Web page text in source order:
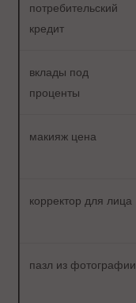
потребительский
кредит
вклады под
проценты
макияж цена
корректор для лица
пазл из фотографии